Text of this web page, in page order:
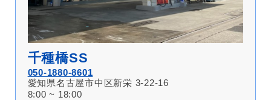
千種橋SS
050-1880-8601
愛知県名古屋市中区新栄 3-22-16
8:00 ~ 18:00